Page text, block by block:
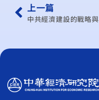
上一篇